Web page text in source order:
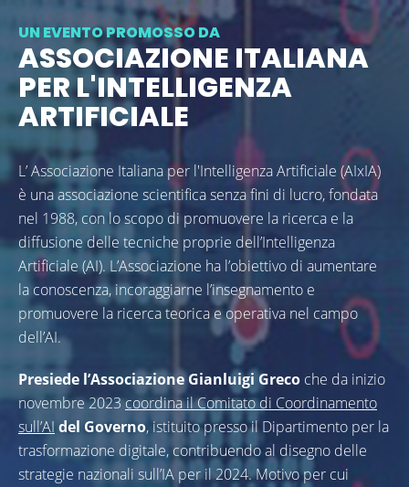
UN EVENTO PROMOSSO DA
ASSOCIAZIONE ITALIANA
PER L'INTELLIGENZA
ARTIFICIALE
L’ Associazione Italiana per l'Intelligenza Artificiale (AIxIA)
è una associazione scientifica senza fini di lucro, fondata
nel 1988, con lo scopo di promuovere la ricerca e la
diffusione delle tecniche proprie dell’Intelligenza
Artificiale (AI). L’Associazione ha l’obiettivo di aumentare
la conoscenza, incoraggiarne l’insegnamento e
promuovere la ricerca teorica e operativa nel campo
dell’AI.
Presiede l’Associazione Gianluigi Greco che da inizio
novembre 2023coordina il Comitato di Coordinamento
sull’AI del Governo, istituito presso il Dipartimento per la
trasformazione digitale, contribuendo al disegno delle
strategie nazionali sull’IA per il 2024. Motivo per cui